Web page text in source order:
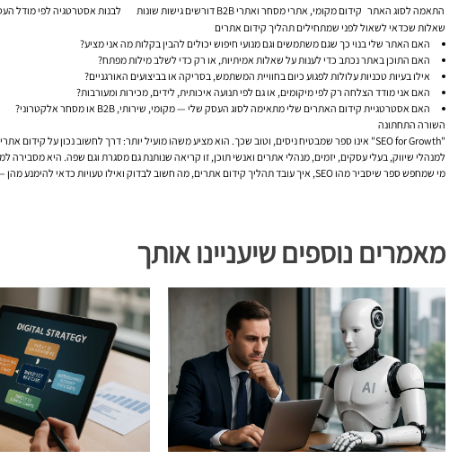
התאמה לסוג האתר קידום מקומי, אתרי מסחר ואתרי B2B דורשים גישות שונות
לבנות אסטרטגיה לפי מודל
שאלות שכדאי לשאול לפני שמתחילים תהליך קידום אתרים
האם האתר שלי בנוי כך שגם משתמשים וגם מנועי חיפוש יכולים להבין בקלות מה אני מציע?
האם התוכן באתר נכתב כדי לענות על שאלות אמיתיות, או רק כדי לשלב מילות מפתח?
אילו בעיות טכניות עלולות לפגוע כיום בחוויית המשתמש, בסריקה או בביצועים האורגניים?
האם אני מודד הצלחה רק לפי מיקומים, או גם לפי תנועה איכותית, לידים, מכירות ומעורבות?
האם אסטרטגיית קידום האתרים שלי מתאימה לסוג העסק שלי — מקומי, שירותי, B2B או מסחר אלקטרוני?
השורה התחתונה
"SEO for Growth" אינו ספר שמבטיח ניסים, וטוב שכך. הוא מציע משהו מועיל יותר: דרך לחשוב נכון על קידום אתרים. לא כפעולה טכנית צרה, אלא כתחום שמחבר בין תוכן, טכנולוגיה, סמכות, מדידה ותוצאה עסקית.
למנהלי שיווק, בעלי עסקים, יזמים, מנהלי אתרים ואנשי תוכן, זו קריאה שנותנת גם מסגרת וגם שפה. היא מסבירה
מי שמחפש ספר שיסביר מהו SEO, איך עובד תהליך קידום אתרים, מה חשוב לבדוק ואילו טעויות כדאי להימנע מהן — ימצא כאן מדריך בהיר, אמין ושימושי. לא מדריך קסמים, אלא ספר עבודה רציני. ובתחום כמו קידום אתרים, זה בדרך כלל ההבדל בין רעש לבין תוצאה.
מאמרים נוספים שיעניינו אותך